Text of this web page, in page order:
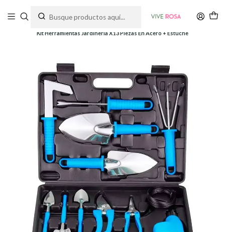
Kit Herramientas Jardinería X13 Piezas En Acero + Estuche